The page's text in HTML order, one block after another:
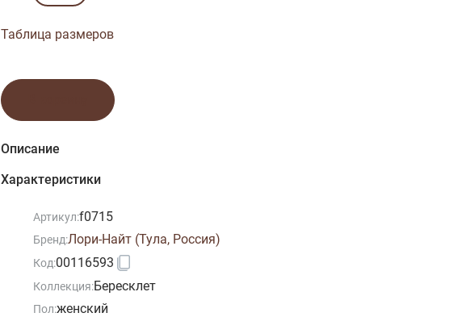
Таблица размеров
Описание
Характеристики
Артикул:f0715
Бренд:Лори-Найт (Тула, Россия)
Код:00116593
Коллекция:Бересклет
Пол:женский